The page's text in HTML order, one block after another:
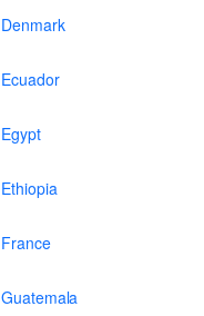
Denmark
Ecuador
Egypt
Ethiopia
France
Guatemala